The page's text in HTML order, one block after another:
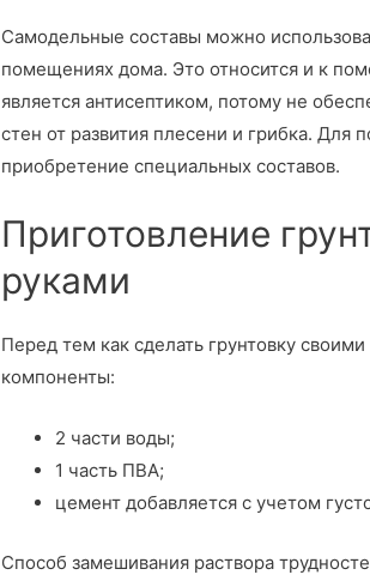
Самодельные составы можно
помещениях дома. Это относится и к
является антисептиком, потому не
стен от развития плесени и грибка.
приобретение специальных составов.
Приготовление
руками
Перед тем как сделать грунтовку
компоненты:
2 части воды;
1 часть ПВА;
цемент добавляется с учетом
Способ замешивания раствора